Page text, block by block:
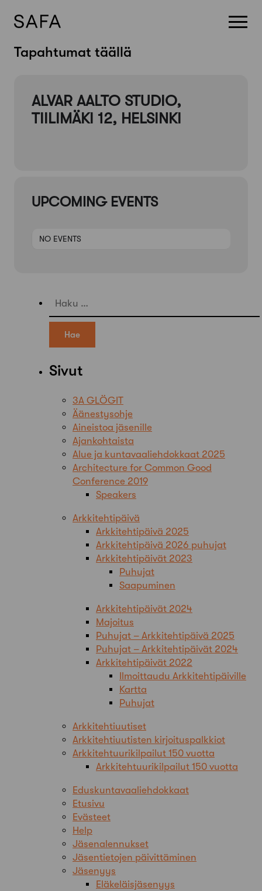
SkipTapahtumat täällä
ALVAR AALTO STUDIO,
TIILIMÄKI 12, HELSINKI
UPCOMING EVENTS
NO EVENTS
Haku:
Sivut
3A GLÖGIT
Äänestysohje
Aineistoa jäsenille
Ajankohtaista
Alue ja kuntavaaliehdokkaat 2025
Architecture for Common Good
Conference 2019
Speakers
Arkkitehtipäivä
Arkkitehtipäivä 2025
Arkkitehtipäivä 2026 puhujat
Arkkitehtipäivät 2023
Puhujat
Saapuminen
Arkkitehtipäivät 2024
Majoitus
Puhujat – Arkkitehtipäivä 2025
Puhujat – Arkkitehtipäivät 2024
Arkkitehtipäivät 2022
Ilmoittaudu Arkkitehtipäiville
Kartta
Puhujat
Arkkitehtiuutiset
Arkkitehtiuutisten kirjoituspalkkiot
Arkkitehtuurikilpailut 150 vuotta
Arkkitehtuurikilpailut 150 vuotta
Eduskuntavaaliehdokkaat
Etusivu
Evästeet
Help
Jäsenalennukset
Jäsentietojen päivittäminen
Jäsenyys
Eläkeläisjäsenyys